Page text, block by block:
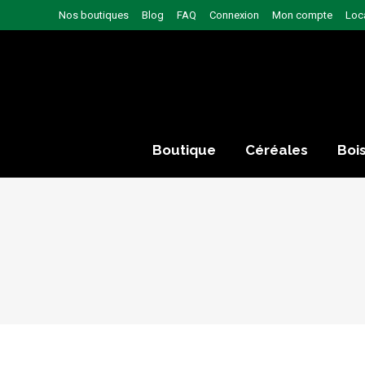
Nos boutiques Blog FAQ Connexion Mon compte
Boutique Céréales